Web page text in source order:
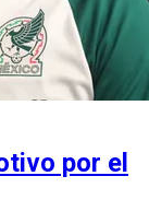
por el